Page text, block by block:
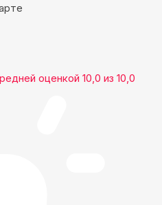
оценкой 10,0 из 10,0